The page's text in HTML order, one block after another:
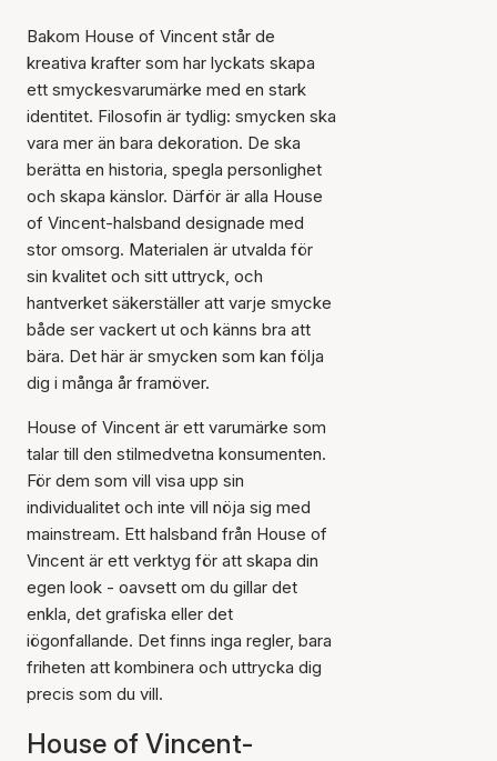
Bakom House of Vincent står de
kreativa krafter som har lyckats skapa
ett smyckesvarumärke med en stark
identitet. Filosofin är tydlig: smycken ska
vara mer än bara dekoration. De ska
berätta en historia, spegla personlighet
och skapa känslor. Därför är alla House
of Vincent-halsband designade med
stor omsorg. Materialen är utvalda för
sin kvalitet och sitt uttryck, och
hantverket säkerställer att varje smycke
både ser vackert ut och känns bra att
bära. Det här är smycken som kan följa
dig i många år framöver.
House of Vincent är ett varumärke som
talar till den stilmedvetna konsumenten.
För dem som vill visa upp sin
individualitet och inte vill nöja sig med
mainstream. Ett halsband från House of
Vincent är ett verktyg för att skapa din
egen look - oavsett om du gillar det
enkla, det grafiska eller det
iögonfallande. Det finns inga regler, bara
friheten att kombinera och uttrycka dig
precis som du vill.
House of Vincent-